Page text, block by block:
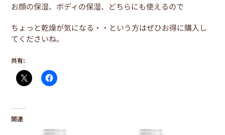
お顔の保湿、ボディの保湿、どちらにも使えるので
ちょっと乾燥が気になる・・という方はぜひお得に購入し
てくださいね。
共有:
関連